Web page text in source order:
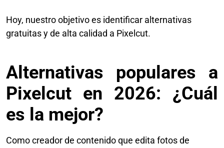
Hoy, nuestro objetivo es identificar alternativas
gratuitas y de alta calidad a Pixelcut.
Alternativas populares a
Pixelcut en 2026: ¿Cuál
es la mejor?
Como creador de contenido que edita fotos de